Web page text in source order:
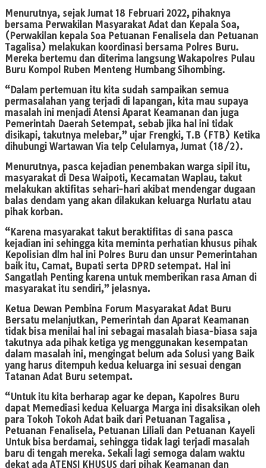
Menurutnya, sejak Jumat 18 Februari 2022, pihaknya
bersama Perwakilan Masyarakat Adat dan Kepala Soa,
(Perwakilan kepala Soa Petuanan Fenalisela dan Petuanan
Tagalisa) melakukan koordinasi bersama Polres Buru.
Mereka bertemu dan diterima langsung Wakapolres Pulau
Buru Kompol Ruben Menteng Humbang Sihombing.
“Dalam pertemuan itu kita sudah sampaikan semua
permasalahan yang terjadi di lapangan, kita mau supaya
masalah ini menjadi Atensi Aparat Keamanan dan juga
Pemerintah Daerah Setempat, sebab jika hal ini tidak
disikapi, takutnya melebar,” ujar Frengki, T.B (FTB) Ketika
dihubungi Wartawan Via telp Celularnya, Jumat (18/2).
Menurutnya, pasca kejadian penembakan warga sipil itu,
masyarakat di Desa Waipoti, Kecamatan Waplau, takut
melakukan aktifitas sehari-hari akibat mendengar dugaan
balas dendam yang akan dilakukan keluarga Nurlatu atau
pihak korban.
“Karena masyarakat takut beraktifitas di sana pasca
kejadian ini sehingga kita meminta perhatian khusus pihak
Kepolisian dlm hal ini Polres Buru dan unsur Pemerintahan
baik itu, Camat, Bupati serta DPRD setempat. Hal ini
Sangatlah Penting karena untuk memberikan rasa Aman di
masyarakat itu sendiri,” jelasnya.
Ketua Dewan Pembina Forum Masyarakat Adat Buru
Bersatu melanjutkan, Pemerintah dan Aparat Keamanan
tidak bisa menilai hal ini sebagai masalah biasa-biasa saja
takutnya ada pihak ketiga yg menggunakan kesempatan
dalam masalah ini, mengingat belum ada Solusi yang Baik
yang harus ditempuh kedua keluarga ini sesuai dengan
Tatanan Adat Buru setempat.
“Untuk itu kita berharap agar ke depan, Kapolres Buru
dapat Memediasi kedua Keluarga Marga ini disaksikan oleh
para Tokoh Tokoh Adat baik dari Petuanan Tagalisa ,
Petuanan Fenalisela, Petuanan Liliali dan Petuanan Kayeli
Untuk bisa berdamai, sehingga tidak lagi terjadi masalah
baru di tengah mereka. Sekali lagi semoga dalam waktu
dekat ada ATENSI KHUSUS dari pihak Keamanan dan